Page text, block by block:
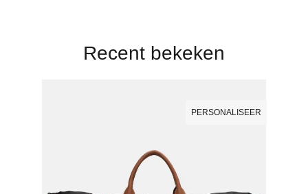
Recent bekeken
PERSONALISEER